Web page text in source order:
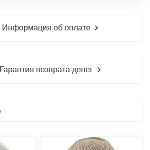
Информация об оплате
Гарантия возврата денег